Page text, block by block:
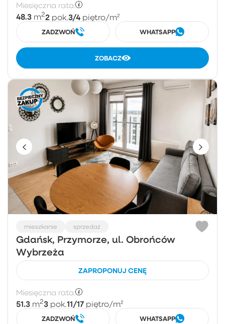
Miesięczna rata:
48.3 m22 pok.3/4 piętro/m²
ZADZWOŃ WHATSAPP
ZOBACZ
mieszkanie sprzedaż
Gdańsk, Przymorze, ul. Obrońców
Wybrzeża
ZAPROPONUJ CENĘ
Miesięczna rata:
51.3 m23 pok.11/17 piętro/m²
ZADZWOŃ WHATSAPP